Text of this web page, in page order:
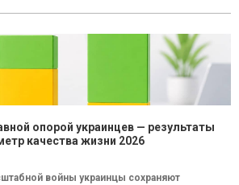
опорой украинцев — результаты
качества жизни 2026
войны украинцы сохраняют